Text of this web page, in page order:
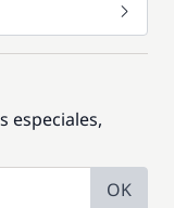
especiales,
OK